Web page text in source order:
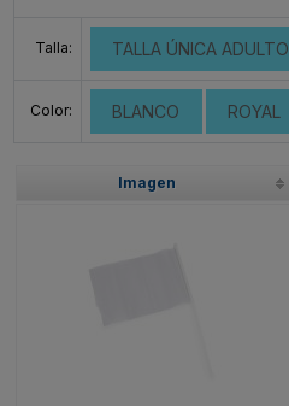
Talla: TALLA ÚNICA ADULTO
Color: BLANCO ROYAL
Imagen